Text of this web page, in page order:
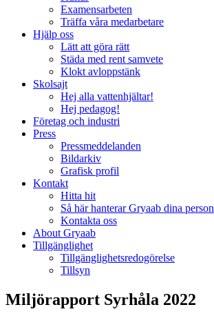
Examensarbeten
Träffa våra medarbetare
Hjälp oss
Lätt att göra rätt
Städa med rent samvete
Klokt avloppstänk
Skolsajt
Hej alla vattenhjältar!
Hej pedagog!
Företag och industri
Press
Pressmeddelanden
Bildarkiv
Grafisk profil
Kontakt
Hitta hit
Så här hanterar Gryaab dina
Kontakta oss
About Gryaab
Tillgänglighet
Tillgänglighetsredogörelse
Tillsyn
Miljörapport Syrhåla 2022